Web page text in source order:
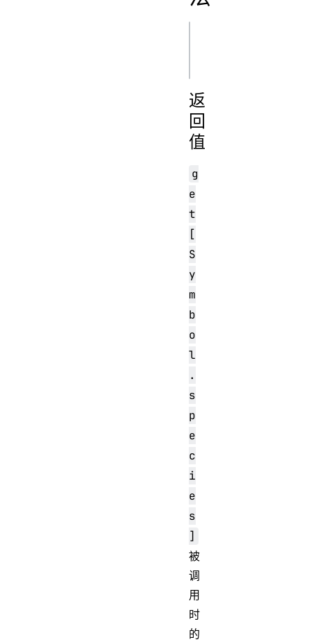
返
回
值
g
e
t
[
S
y
m
b
o
l
.
s
p
e
c
i
e
s
]
被
调
用
时
的